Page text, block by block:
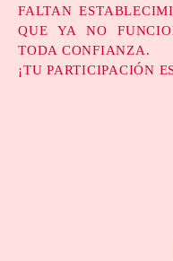
FALTAN
QUE YA NO
TODA CONFIANZA.
¡TU PARTICIPACIÓN